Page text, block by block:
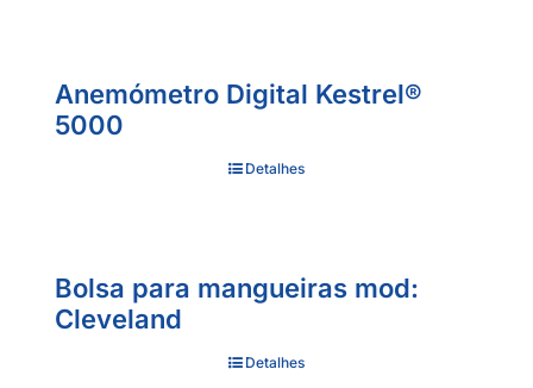
Anemómetro Digital Kestrel®
5000
Detalhes
Bolsa para mangueiras mod:
Cleveland
Detalhes